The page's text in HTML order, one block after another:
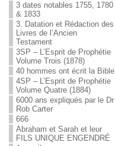
3 dates notables 1755, 1780
& 1833
3. Datation et Rédaction des
Livres de l’Ancien
Testament
3SP – L’Esprit de Prophétie
Volume Trois (1878)
40 hommes ont écrit la Bible
4SP – L’Esprit de Prophétie
Volume Quatre (1884)
6000 ans expliqués par le Dr
Rob Carter
666
Abraham et Sarah et leur
FILS UNIQUE ENGENDRÉ